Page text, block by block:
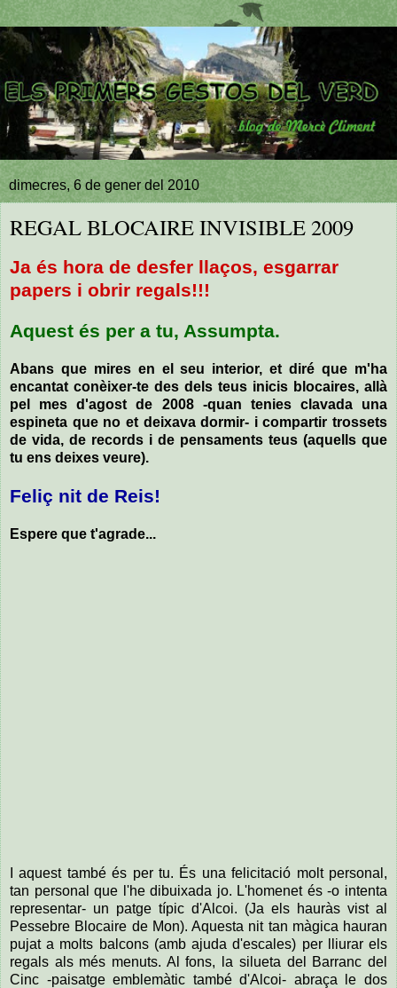
dimecres, 6 de gener del 2010
REGAL BLOCAIRE INVISIBLE 2009
Ja és hora de desfer llaços, esgarrar
papers i obrir regals!!!
Aquest és per a tu, Assumpta.
Abans que mires en el seu interior, et diré que m'ha
encantat conèixer-te des dels teus inicis blocaires, allà
pel mes d'agost de 2008 -quan tenies clavada una
espineta que no et deixava dormir- i compartir trossets
de vida, de records i de pensaments teus (aquells que
tu ens deixes veure).
Feliç nit de Reis!
Espere que t'agrade...
I aquest també és per tu. És una felicitació molt personal,
tan personal que l'he dibuixada jo. L'homenet és -o intenta
representar- un patge típic d'Alcoi. (Ja els hauràs vist al
Pessebre Blocaire de Mon). Aquesta nit tan màgica hauran
pujat a molts balcons (amb ajuda d'escales) per lliurar els
regals als més menuts. Al fons, la silueta del Barranc del
Cinc -paisatge emblemàtic també d'Alcoi- abraça le dos